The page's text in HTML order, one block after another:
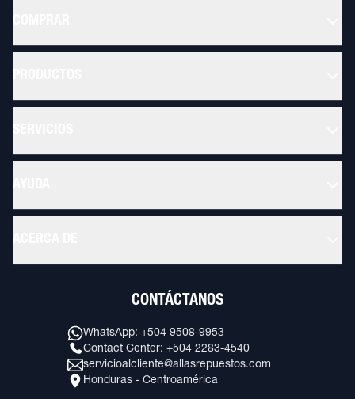
CONTÁCTANOS
WhatsApp: +504 9508-9953
Contact Center: +504 2283-4540
servicioalcliente@allasrepuestos.com
Honduras - Centroamérica